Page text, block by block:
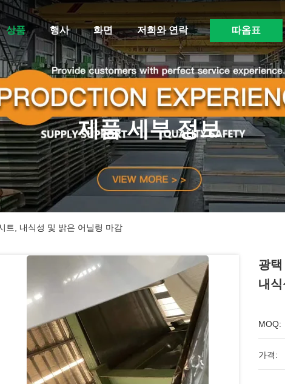
상품 행사 화면 저희와 연락 따옴표
제품 세부 정보
트, 내식성 및 밝은 어닐링 마감
광
내
MOQ:
가격: